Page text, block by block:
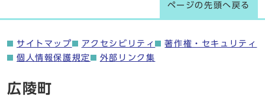
ページの先頭へ戻る
サイトマップ アクセシビリティ
著作権・セキュリティ
個人情報保護規定
外部リンク集
広陵町